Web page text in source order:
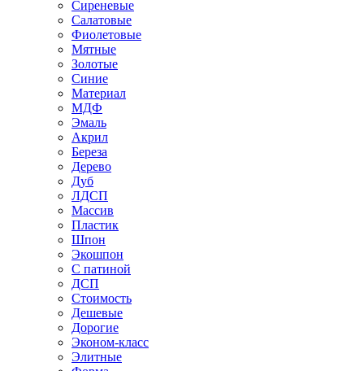
Сиреневые
Салатовые
Фиолетовые
Мятные
Золотые
Синие
Материал
МДФ
Эмаль
Акрил
Береза
Дерево
Дуб
ЛДСП
Массив
Пластик
Шпон
Экошпон
С патиной
ДСП
Стоимость
Дешевые
Дорогие
Эконом-класс
Элитные